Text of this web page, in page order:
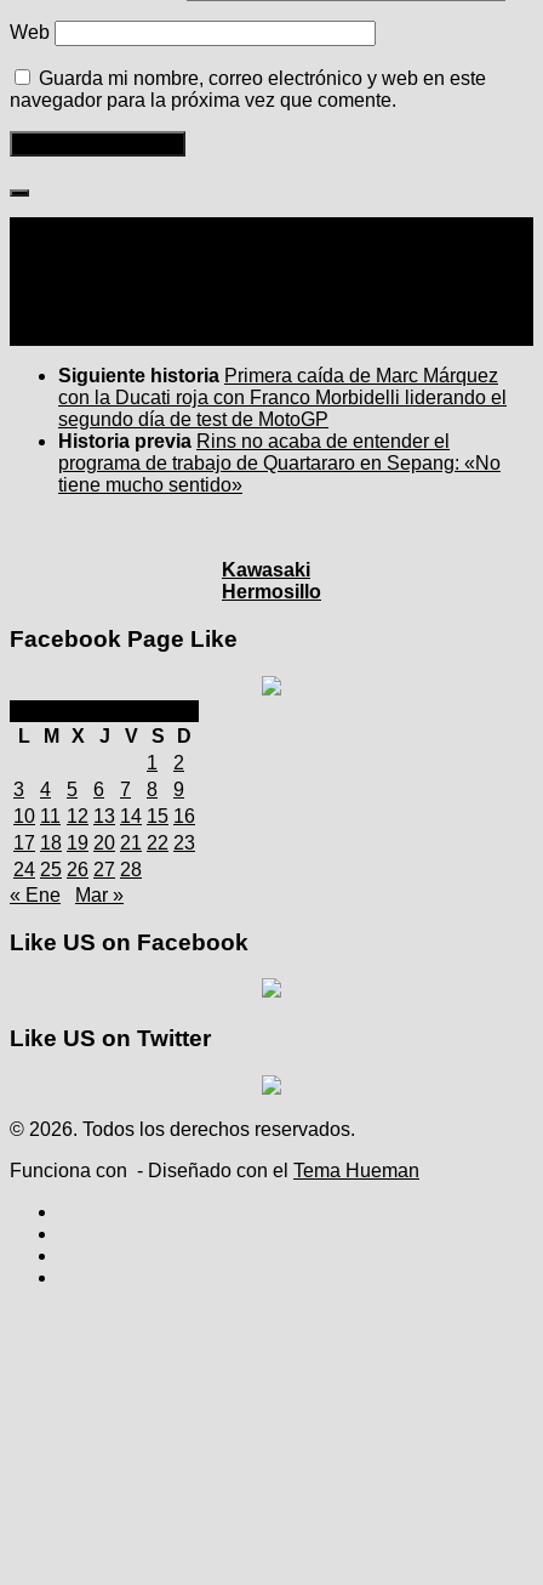
Web
Guarda mi nombre, correo electrónico y web en este
navegador para la próxima vez que comente.
Siguiente historia Primera caída de Marc Márquez
con la Ducati roja con Franco Morbidelli liderando el
segundo día de test de MotoGP
Historia previa Rins no acaba de entender el
programa de trabajo de Quartararo en Sepang: «No
tiene mucho sentido»
Kawasaki
Hermosillo
Facebook Page Like
L
M X J V S
D
1
2
3
4 5 6 7 8
9
10 11 12 13 14 15 16
17 18 19 20 21 22 23
24 25 26 27 28
« Ene
Mar »
Like US on Facebook
Like US on Twitter
© 2026. Todos los derechos reservados.
Funciona con - Diseñado con el Tema Hueman